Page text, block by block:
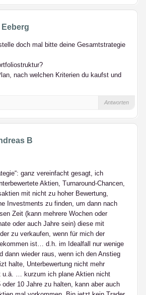
doch mal bitte deine Gesamtstrategie
nach welchen Kriterien du kaufst und
Antworten
B
ganz vereinfacht gesagt, ich
Aktien, Turnaround-Chancen,
mit nicht zu hoher Bewertung,
Investments zu finden, um dann nach
Zeit (kann mehrere Wochen oder
oder auch Jahre sein) diese mit
zu verkaufen, wenn für mich der
ist… d.h. im Idealfall nur wenige
dann wieder raus, wenn ich den Anstieg
halte, Unterbewertung nicht mehr
u.ä. … kurzum ich plane Aktien nicht
oder 10 Jahre zu halten, kann aber auch